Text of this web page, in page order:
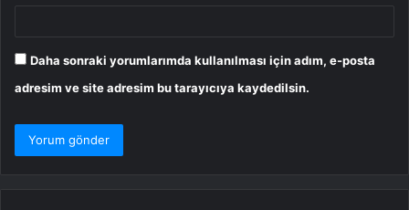
Daha sonraki yorumlarımda kullanılması için adım, e-posta
adresim ve site adresim bu tarayıcıya kaydedilsin.